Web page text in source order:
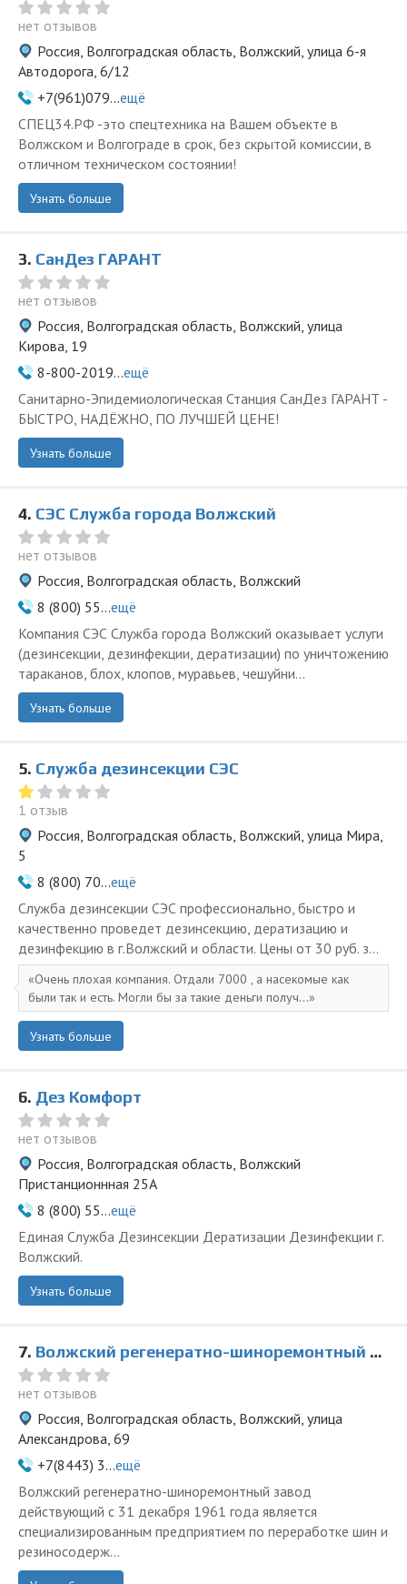
нет отзывов
Россия, Волгоградская область, Волжский, улица 6-я
Автодорога, 6/12
+7(961)079...ещё
СПЕЦ34.РФ -это спецтехника на Вашем объекте в
Волжском и Волгограде в срок, без скрытой комиссии, в
отличном техническом состоянии!
Узнать больше
3. СанДез ГАРАНТ
нет отзывов
Россия, Волгоградская область, Волжский, улица
Кирова, 19
8-800-2019...ещё
Санитарно-Эпидемиологическая Станция СанДез ГАРАНТ -
БЫСТРО, НАДЁЖНО, ПО ЛУЧШЕЙ ЦЕНЕ!
Узнать больше
4. СЭС Служба города Волжский
нет отзывов
Россия, Волгоградская область, Волжский
8 (800) 55...ещё
Компания СЭС Служба города Волжский оказывает услуги
(дезинсекции, дезинфекции, дератизации) по уничтожению
тараканов, блох, клопов, муравьев, чешуйни...
Узнать больше
5. Служба дезинсекции СЭС
1 отзыв
Россия, Волгоградская область, Волжский, улица Мира,
5
8 (800) 70...ещё
Служба дезинсекции СЭС профессионально, быстро и
качественно проведет дезинсекцию, дератизацию и
дезинфекцию в г.Волжский и области. Цены от 30 руб. з...
Очень плохая компания. Отдали 7000 , а насекомые как
были так и есть. Могли бы за такие деньги получ...
Узнать больше
6. Дез Комфорт
нет отзывов
Россия, Волгоградская область, Волжский
Пристанционнная 25А
8 (800) 55...ещё
Единая Служба Дезинсекции Дератизации Дезинфекции г.
Волжский.
Узнать больше
7. Волжский регенератно-шиноремонтный завод
нет отзывов
Россия, Волгоградская область, Волжский, улица
Александрова, 69
+7(8443) 3...ещё
Волжский регенератно-шиноремонтный завод
действующий с 31 декабря 1961 года является
специализированным предприятием по переработке шин и
резиносодерж...